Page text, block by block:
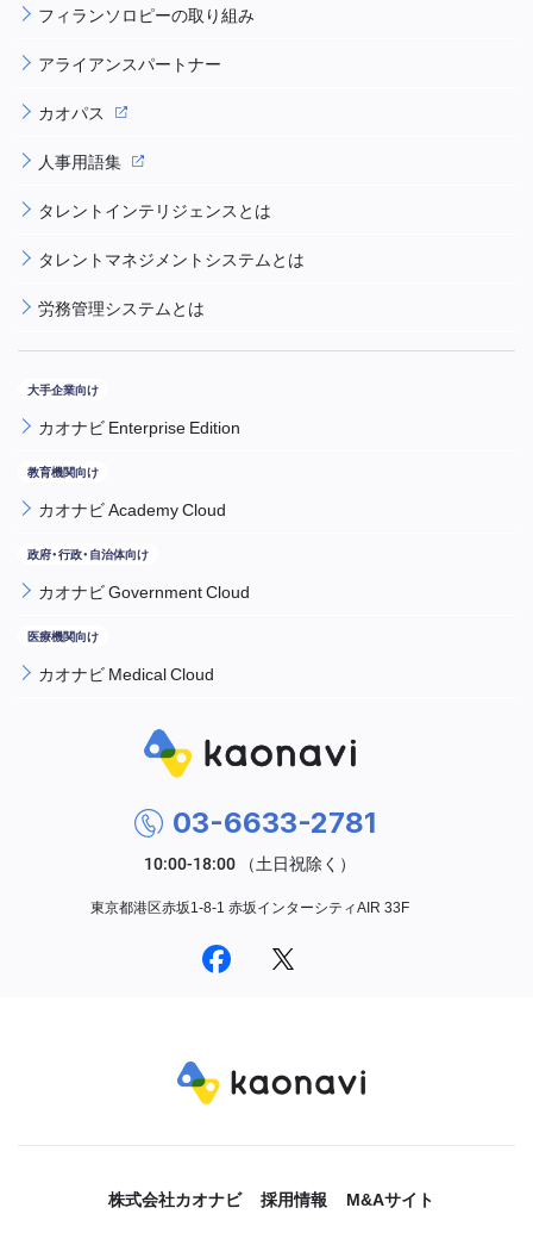
フィランソロピーの取り組み
アライアンスパートナー
カオパス
人事用語集
タレントインテリジェンスとは
タレントマネジメントシステムとは
労務管理システムとは
カオナビ Enterprise Edition
カオナビ Academy Cloud
カオナビ Government Cloud
カオナビ Medical Cloud
03-6633-2781
東京都港区赤坂1-8-1 赤坂インターシティAIR 33F
株式会社カオナビ 採用情報 M&Aサイト